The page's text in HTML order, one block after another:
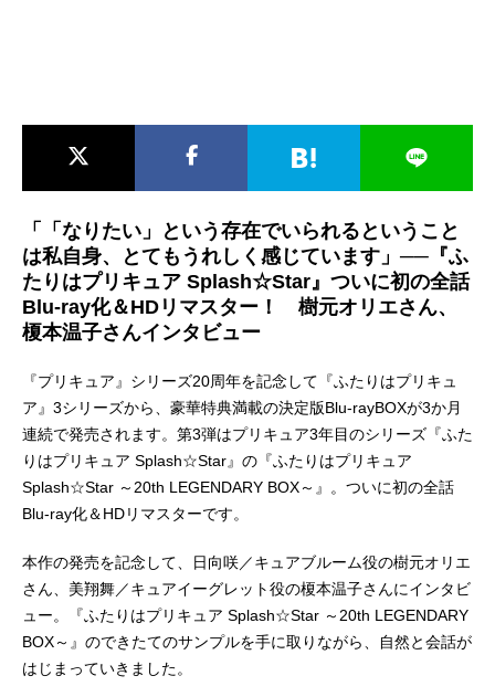
「「なりたい」という存在でいられるということ
は私自身、とてもうれしく感じています」──『ふ
たりはプリキュア Splash☆Star』ついに初の全話
Blu-ray化＆HDリマスター！ 樹元オリエさん、
榎本温子さんインタビュー
『プリキュア』シリーズ20周年を記念して『ふたりはプリキュ
ア』3シリーズから、豪華特典満載の決定版Blu-rayBOXが3か月
連続で発売されます。第3弾はプリキュア3年目のシリーズ『ふた
りはプリキュア Splash☆Star』の『ふたりはプリキュア
Splash☆Star ～20th LEGENDARY BOX～』。ついに初の全話
Blu-ray化＆HDリマスターです。
本作の発売を記念して、日向咲／キュアブルーム役の樹元オリエ
さん、美翔舞／キュアイーグレット役の榎本温子さんにインタビ
ュー。『ふたりはプリキュア Splash☆Star ～20th LEGENDARY
BOX～』のできたてのサンプルを手に取りながら、自然と会話が
はじまっていきました。